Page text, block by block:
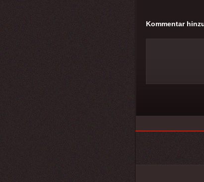
Kommentar